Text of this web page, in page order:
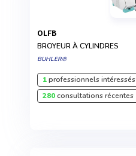
OLFB
BROYEUR À CYLINDRES
BUHLER®
1professionnels intéressés
280consultations récentes